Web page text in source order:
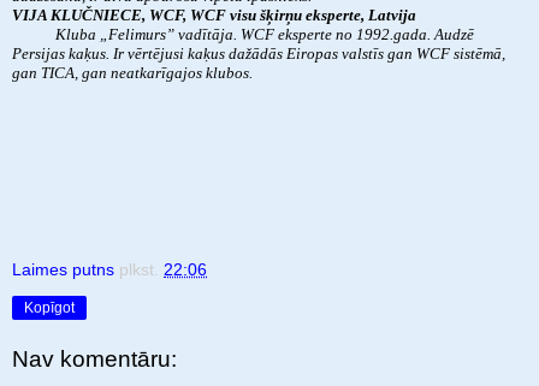
VIJA KLUČNIECE, WCF, WCF visu šķirņu eksperte, Latvija
Kluba „Felimurs” vadītāja. WCF eksperte no 1992.gada. Audzē
Persijas kaķus. Ir vērtējusi kaķus dažādās Eiropas valstīs gan WCF sistēmā,
gan TICA, gan neatkarīgajos klubos.
Laimes putns plkst. 22:06
Kopīgot
Nav komentāru: